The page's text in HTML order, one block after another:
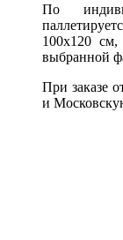
По
100х120
выбранной
При заказе
и